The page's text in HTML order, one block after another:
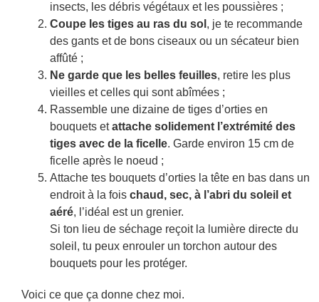
insects, les débris végétaux et les poussières ;
Coupe les tiges au ras du sol , je te recommande
des gants et de bons ciseaux ou un sécateur bien
affûté ;
Ne garde que les belles feuilles, retire les plus
vieilles et celles qui sont abîmées ;
Rassemble une dizaine de tiges d’orties en
bouquets etattache solidement l’extrémité des
tiges avec de la ficelle. Garde environ 15 cm de
ficelle après le noeud ;
Attache tes bouquets d’orties la tête en bas dans un
endroit à la fois chaud, sec, à l’abri du soleil et
aéré, l’idéal est un grenier.
Si ton lieu de séchage reçoit la lumière directe du
soleil, tu peux enrouler un torchon autour des
bouquets pour les protéger.
Voici ce que ça donne chez moi.